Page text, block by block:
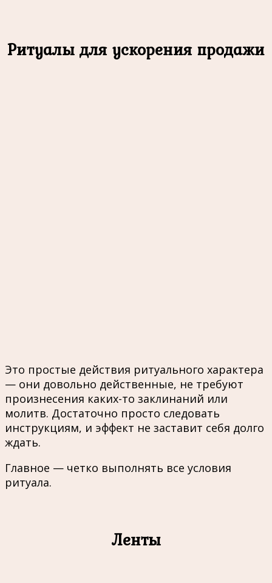
Ритуалы для ускорения продажи
Это простые действия ритуального характера
— они довольно действенные, не требуют
произнесения каких-то заклинаний или
молитв. Достаточно просто следовать
инструкциям, и эффект не заставит себя долго
ждать.
Главное — четко выполнять все условия
ритуала.
Ленты